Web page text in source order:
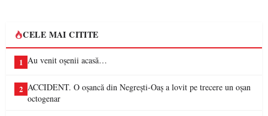
CELE MAI CITITE
1 Au venit oșenii acasă…
2 ACCIDENT. O oșancă din Negrești-Oaș a lovit pe trecere un oșan
octogenar